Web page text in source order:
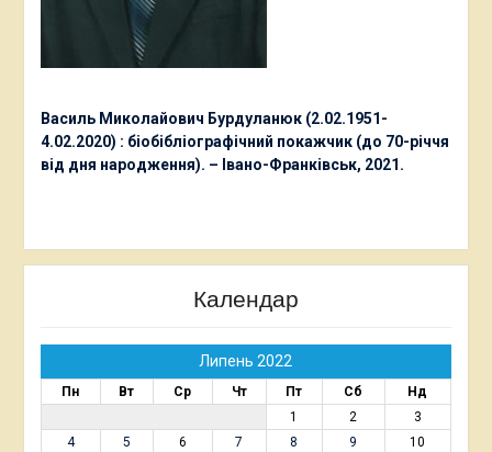
Василь Миколайович Бурдуланюк (2.02.1951-
4.02.2020) : біобібліографічний покажчик (до 70-річчя
від дня народження). – Івано-Франківськ, 2021.
Календар
Липень 2022
Пн Вт Ср Чт Пт Сб
Нд
1
2
3
4
5 6 7 8 9
10